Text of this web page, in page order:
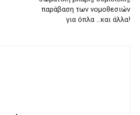
παράβαση των νομοθεσιών
για όπλα …και άλλα!